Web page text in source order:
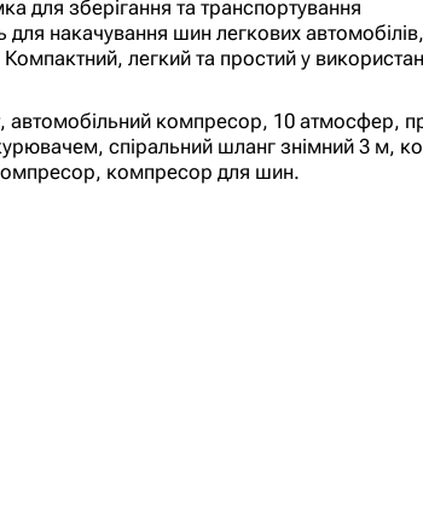
для зберігання та транспортування
для накачування шин легкових
легкий та простий у
компресор, 10 атмосфер,
спіральний шланг знімний 3 м,
компресор для шин.